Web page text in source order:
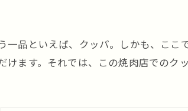
一品といえば、クッパ。しかも、こ
ます。それでは、この焼肉店でのク